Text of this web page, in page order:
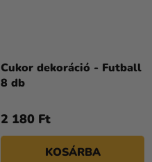
Cukor dekoráció - Futball
8 db
2 180 Ft
KOSÁRBA